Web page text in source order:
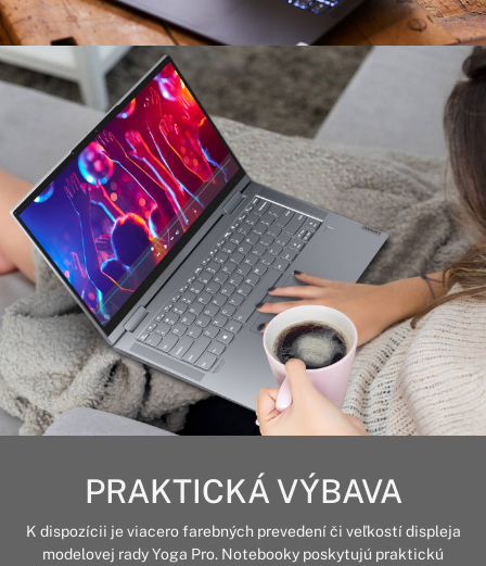
PRAKTICKÁ VÝBAVA
K dispozícii je viacero farebných prevedení či veľkostí displeja
modelovej rady Yoga Pro. Notebooky poskytujú praktickú